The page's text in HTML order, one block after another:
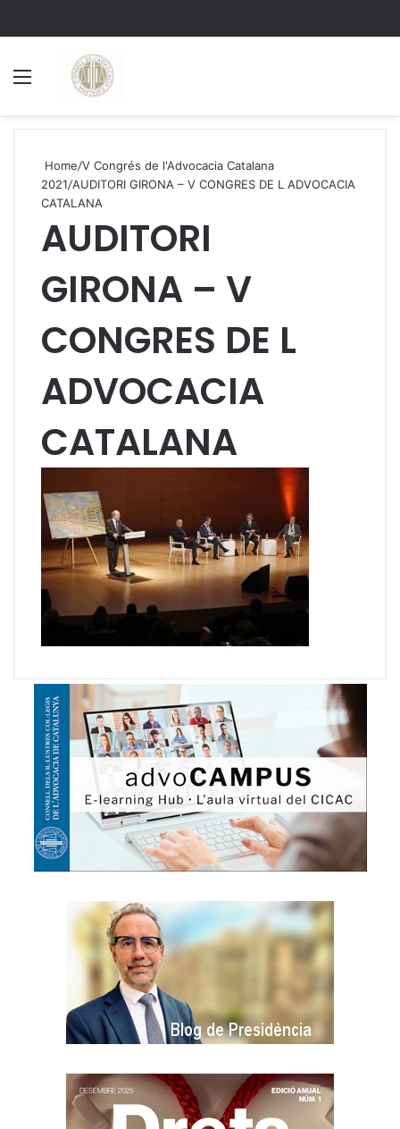
Home/V Congrés de l'Advocacia Catalana
2021/AUDITORI GIRONA – V CONGRES DE L ADVOCACIA
CATALANA
AUDITORI
GIRONA – V
CONGRES DE L
ADVOCACIA
CATALANA